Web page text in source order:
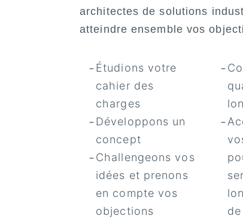
architectes de solutions
atteindre ensemble vos
Étudions votre
cahier des
charges
Développons un
concept
Challengeons vos
idées et prenons
en compte vos
objections